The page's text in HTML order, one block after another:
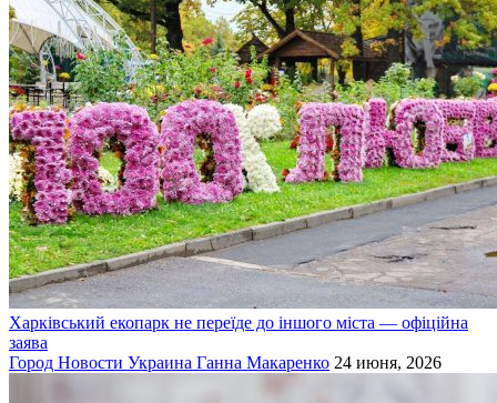
Харківський екопарк не переїде до іншого міста — офіційна
заява
Город Новости Украина Ганна Макаренко 24 июня, 2026